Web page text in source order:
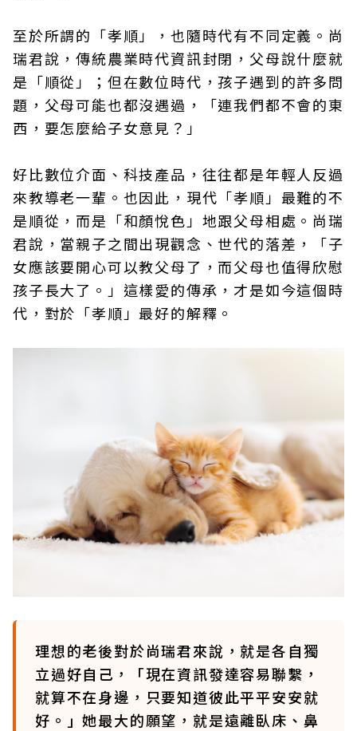
至於所謂的「孝順」，也隨時代有不同定義。尚
瑞君說，傳統農業時代資訊封閉，父母說什麼就
是「順從」；但在數位時代，孩子遇到的許多問
題，父母可能也都沒遇過，「連我們都不會的東
西，要怎麼給子女意見？」
好比數位介面、科技產品，往往都是年輕人反過
來教導老一輩。也因此，現代「孝順」最難的不
是順從，而是「和顏悅色」地跟父母相處。尚瑞
君說，當親子之間出現觀念、世代的落差，「子
女應該要開心可以教父母了，而父母也值得欣慰
孩子長大了。」這樣愛的傳承，才是如今這個時
代，對於「孝順」最好的解釋。
理想的老後對於尚瑞君來說，就是各自獨
立過好自己，「現在資訊發達容易聯繫，
就算不在身邊，只要知道彼此平平安安就
好。」她最大的願望，就是遠離臥床、鼻